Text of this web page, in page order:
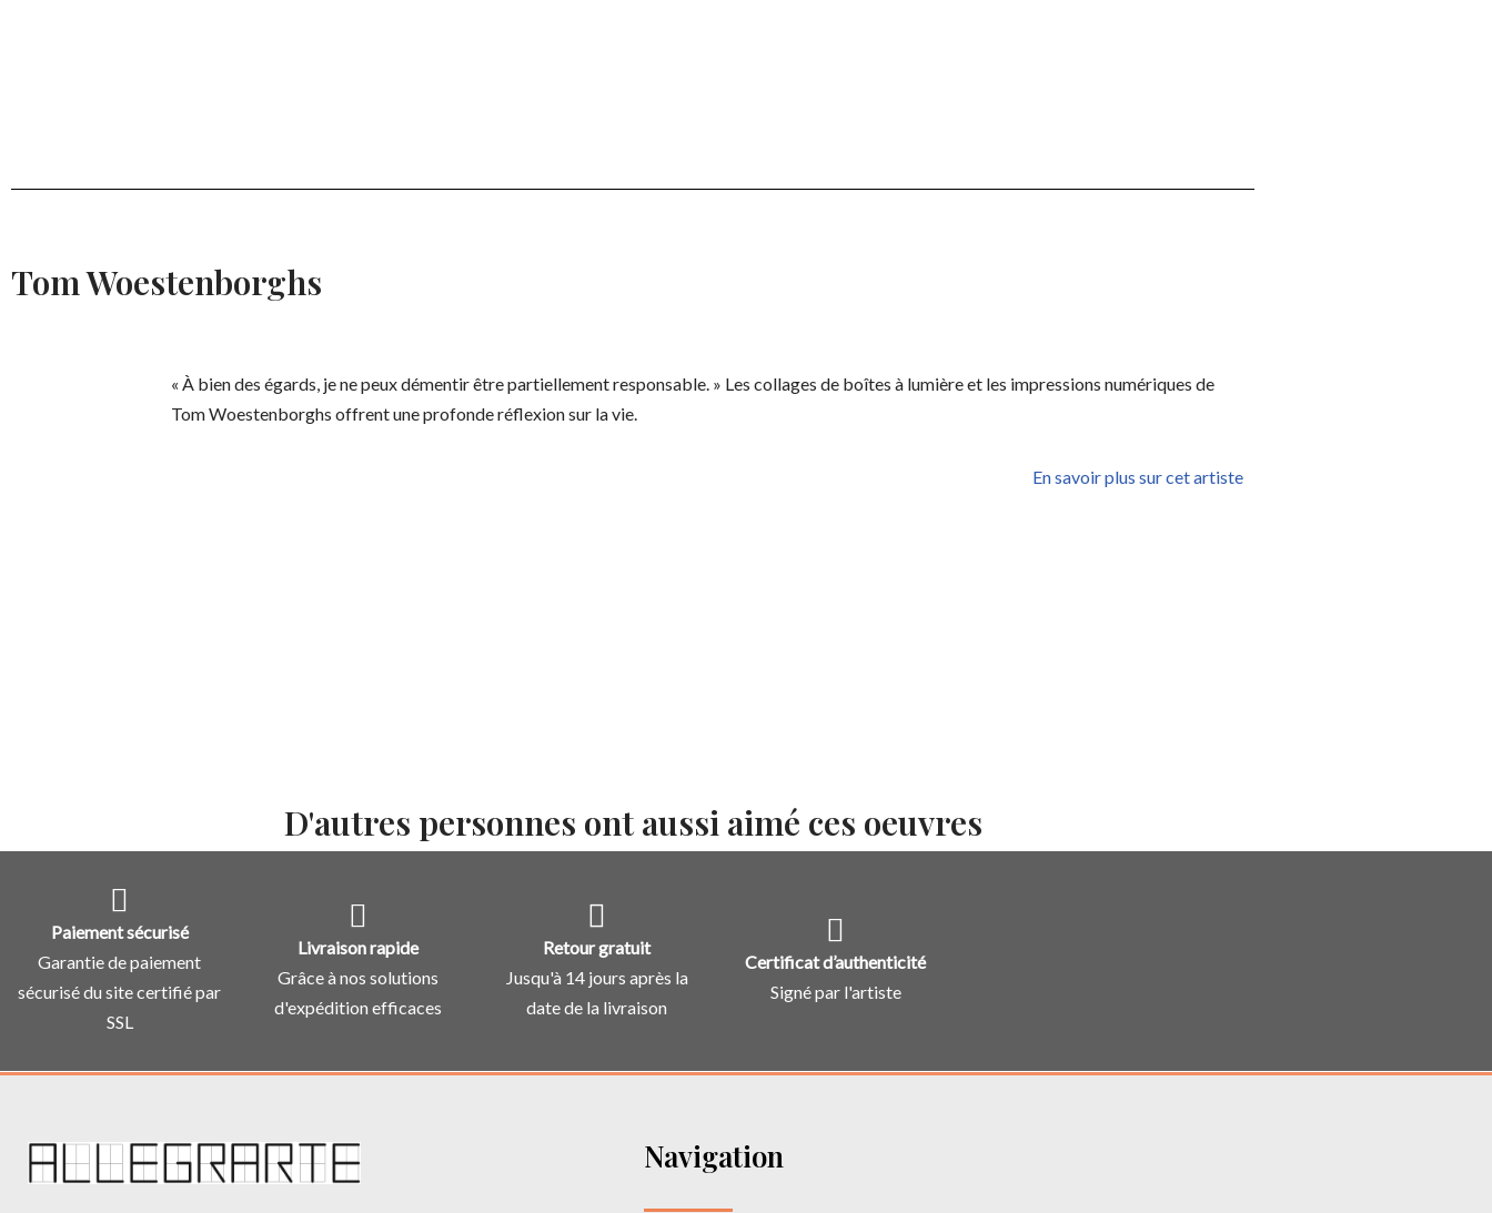
Tom Woestenborghs
« À bien des égards, je ne peux démentir être partiellement responsable. » Les collages de boîtes à lumière et les impressions numériques de
Tom Woestenborghs offrent une profonde réflexion sur la vie.
En savoir plus sur cet artiste
D'autres personnes ont aussi aimé ces oeuvres
Paiement sécurisé
Garantie de paiement
sécurisé du site certifié par
SSL
Livraison rapide
Grâce à nos solutions
d'expédition efficaces
Retour gratuit
Jusqu'à 14 jours après la
date de la livraison
Certificat d’authenticité
Signé par l'artiste
Navigation